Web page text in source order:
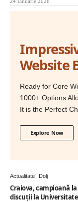
Website
Ready for Core
1000+ Options
It is the Perfect
Explore Now
Actualitate Dolj
Craiova, campioană
discuții la